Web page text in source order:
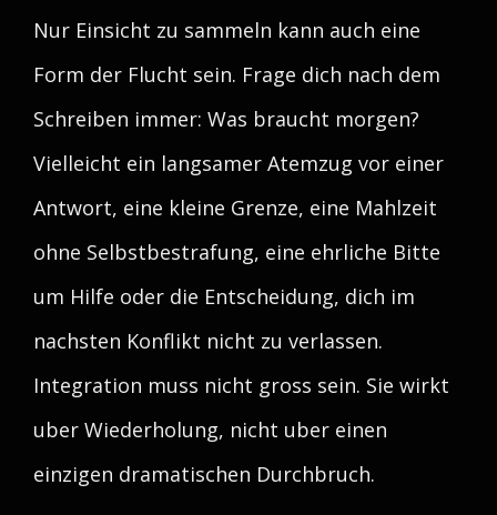
Nur Einsicht zu sammeln kann auch eine
Form der Flucht sein. Frage dich nach dem
Schreiben immer: Was braucht morgen?
Vielleicht ein langsamer Atemzug vor einer
Antwort, eine kleine Grenze, eine Mahlzeit
ohne Selbstbestrafung, eine ehrliche Bitte
um Hilfe oder die Entscheidung, dich im
nachsten Konflikt nicht zu verlassen.
Integration muss nicht gross sein. Sie wirkt
uber Wiederholung, nicht uber einen
einzigen dramatischen Durchbruch.